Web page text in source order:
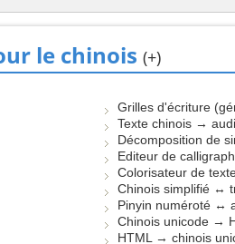
le chinois (+)
Grilles d'écriture
Texte chinois →
Décomposition de
Editeur de
Colorisateur de
Chinois simplifié ↔
Pinyin numéroté ↔
Chinois unicode →
HTML → chinois